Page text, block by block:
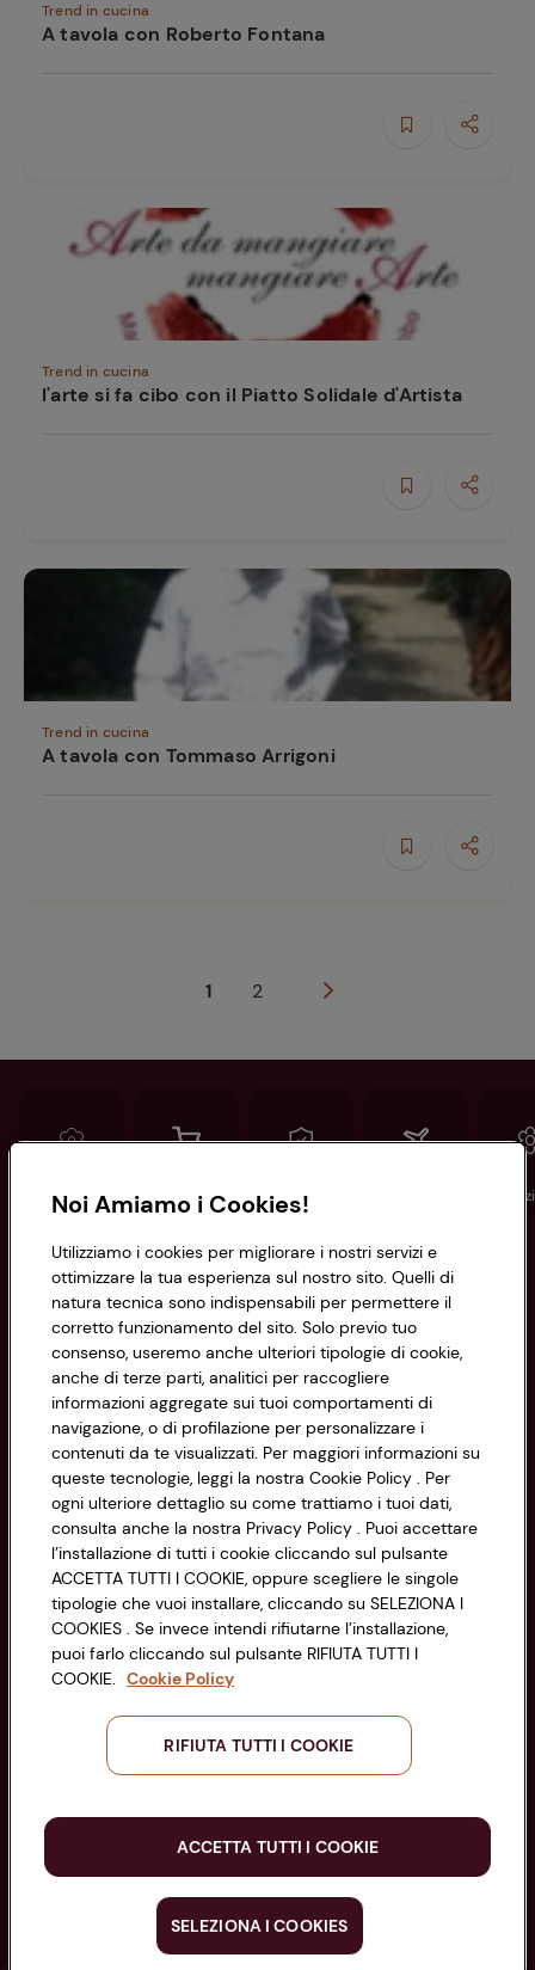
Trend in cucina
A tavola con Roberto Fontana
Trend in cucina
l'arte si fa cibo con il Piatto Solidale d'Artista
Trend in cucina
A tavola con Tommaso Arrigoni
1 2
Conad Spesa online Assicurazioni
Informazioni
Privacy Policy
Cookie Policy
Impostazioni Cookie
Accessibilità
CONAD SOCIETÀ COOPERATIVA
Via Michelino, 59 | 40127 BOLOGNA
Codice Fiscale e Registro Imprese
di Bologna 00865960157
PARTITA IVA 03320960374
Servizio clienti
Seguici sui Social:
Noi Amiamo i Cookies!
Utilizziamo i cookies per migliorare i nostri servizi e
ottimizzare la tua esperienza sul nostro sito. Quelli di
natura tecnica sono indispensabili per permettere il
corretto funzionamento del sito. Solo previo tuo
consenso, useremo anche ulteriori tipologie di cookie,
anche di terze parti, analitici per raccogliere
informazioni aggregate sui tuoi comportamenti di
navigazione, o di profilazione per personalizzare i
contenuti da te visualizzati. Per maggiori informazioni su
queste tecnologie, leggi la nostra Cookie Policy . Per
ogni ulteriore dettaglio su come trattiamo i tuoi dati,
consulta anche la nostra Privacy Policy . Puoi accettare
l’installazione di tutti i cookie cliccando sul pulsante
ACCETTA TUTTI I COOKIE, oppure scegliere le singole
tipologie che vuoi installare, cliccando su SELEZIONA I
COOKIES . Se invece intendi rifiutarne l’installazione,
puoi farlo cliccando sul pulsante RIFIUTA TUTTI I
COOKIE. Cookie Policy
RIFIUTA TUTTI I COOKIE
ACCETTA TUTTI I COOKIE
SELEZIONA I COOKIES